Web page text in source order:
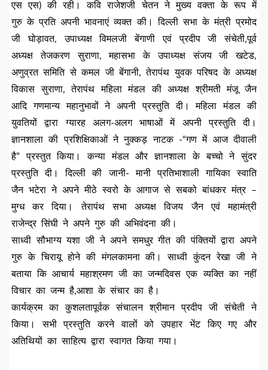
एस एस) की रही। कवि राजेशजी चेतन ने मुख्य वक्ता के रूप में
गुरु के प्रति अपनी भावनाएं व्यक्त की। दिल्ली सभा के मंत्री प्रमोद
जी घोड़ावत, उपाध्यक्ष विमलजी बेंगाणी एवं प्रदीप जी संचेती,पूर्व
अध्यक्ष तेजकरण सुराणा, महासभा के उपाध्यक्ष संजय जी खटेड,
अणुव्रत समिति से कमल जी बेंगानी, तेरापंथ युवक परिषद के अध्यक्ष
विकास सुराणा, तेरापंथ महिला मंडल की अध्यक्ष श्रीमती मंजू जैन
आदि गणमान्य महानुभावों ने अपनी प्रस्तुति दी। महिला मंडल की
युवतियों द्वारा ग्यारह अलग-अलग भाषाओं में अपनी प्रस्तुति दी।
ज्ञानशाला की प्रशिक्षिकाओं ने नुक्कड़ नाटक -“गण में आज दीवाली
है” प्रस्तुत किया। कन्या मंडल और ज्ञानशाला के बच्चो ने सुंदर
प्रस्तुति दी। दिल्ली की जानी- मानी प्रतिभाशाली गायिका स्वाति
जैन भटेरा ने अपने मीठे स्वरो के आगाज से सबको बांधकर मंत्र –
मुग्ध कर दिया। तेरापंथ सभा अध्यक्ष विजय जैन एवं महामंत्री
राजेन्द्र सिंघी ने अपने गुरु की अभिवंदना की।
साध्वी सौभाग्य यशा जी ने अपने समधुर गीत की पंक्तियों द्वारा अपने
गुरु के चिरायू होने की मंगलकामना की। साध्वी कुंदन रेखा जी ने
बताया कि आचार्य महाश्रमण जी का जन्मदिवस एक व्यक्ति का नहीं
विचार का जन्म है,आशा के संचार का है।
कार्यक्रम का कुशलतापूर्वक संचालन श्रीमान प्रदीप जी संचेती ने
किया। सभी प्रस्तुति करने वालों को उपहार भेंट किए गए और
अतिथियों का साहित्य द्वारा स्वागत किया गया।